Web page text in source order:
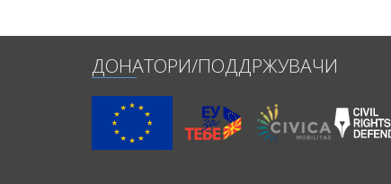
ДОНАТОРИ/ПОДДРЖУВАЧИ